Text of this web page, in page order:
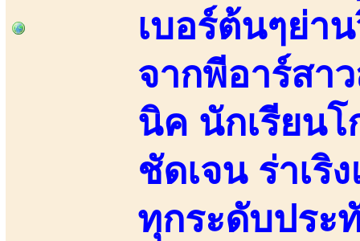
เบอร์ต้นๆย่า
จากพีอาร์สา
นิค นักเรียนโ
ชัดเจน ร่าเริ
ทุกระดับประ